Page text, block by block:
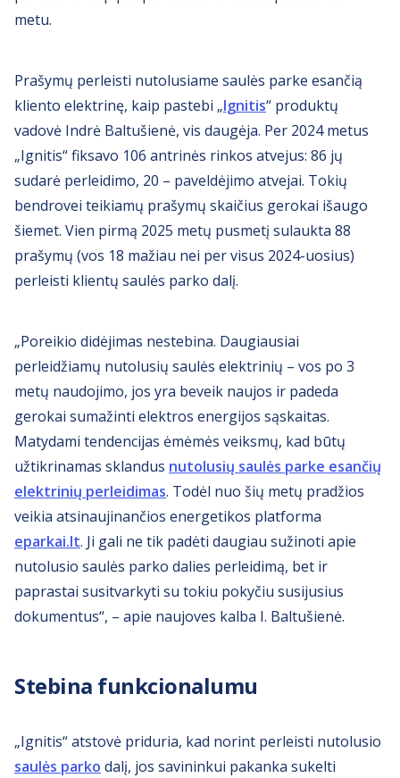
metu.
Prašymų perleisti nutolusiame saulės parke esančią
kliento elektrinę, kaip pastebi „Ignitis“ produktų
vadovė Indrė Baltušienė, vis daugėja. Per 2024 metus
„Ignitis“ fiksavo 106 antrinės rinkos atvejus: 86 jų
sudarė perleidimo, 20 – paveldėjimo atvejai. Tokių
bendrovei teikiamų prašymų skaičius gerokai išaugo
šiemet. Vien pirmą 2025 metų pusmetį sulaukta 88
prašymų (vos 18 mažiau nei per visus 2024-uosius)
perleisti klientų saulės parko dalį.
„Poreikio didėjimas nestebina. Daugiausiai
perleidžiamų nutolusių saulės elektrinių – vos po 3
metų naudojimo, jos yra beveik naujos ir padeda
gerokai sumažinti elektros energijos sąskaitas.
Matydami tendencijas ėmėmės veiksmų, kad būtų
užtikrinamas sklandus nutolusių saulės parke esančių
elektrinių perleidimas. Todėl nuo šių metų pradžios
veikia atsinaujinančios energetikos platforma
eparkai.lt. Ji gali ne tik padėti daugiau sužinoti apie
nutolusio saulės parko dalies perleidimą, bet ir
paprastai susitvarkyti su tokiu pokyčiu susijusius
dokumentus“, – apie naujoves kalba I. Baltušienė.
Stebina funkcionalumu
„Ignitis“ atstovė priduria, kad norint perleisti nutolusio
saulės parko dalį, jos savininkui pakanka sukelti